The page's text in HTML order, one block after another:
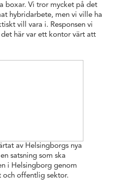
boxar. Vi tror mycket på det
hybridarbete, men vi ville ha
vill vara i. Responsen vi
här var ett kontor värt att
av Helsingborgs nya
satsning som ska
i Helsingborg genom
och offentlig sektor.